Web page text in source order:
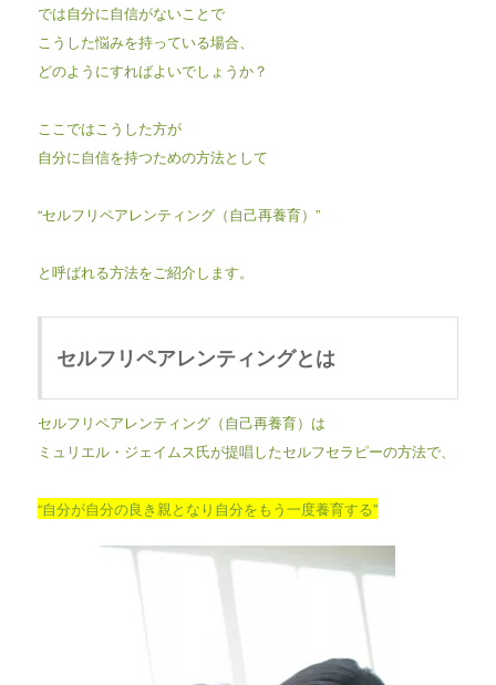
では自分に自信がないことで
こうした悩みを持っている場合、
どのようにすればよいでしょうか？
ここではこうした方が
自分に自信を持つための方法として
“セルフリペアレンティング（自己再養育）”
と呼ばれる方法をご紹介します。
セルフリペアレンティングとは
セルフリペアレンティング（自己再養育）は
ミュリエル・ジェイムス氏が提唱したセルフセラピーの方法で、
“自分が自分の良き親となり自分をもう一度養育する”